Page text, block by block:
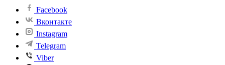
Facebook
Вконтакте
Instagram
Telegram
Viber